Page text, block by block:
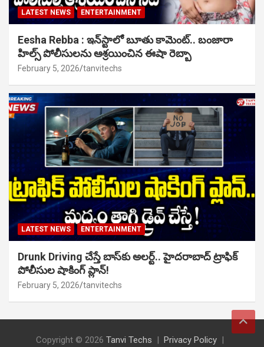
LATEST NEWS ENTERTAINMENT
Eesha Rebba : ఇన్‌స్టాలో బూతు కామెంట్.. బంజారా
హిల్స్ పోలీసులను ఆశ్రయించిన ఈషా రెబ్బా
February 5, 2026 tanvitechs
LATEST NEWS ENTERTAINMENT
Drunk Driving చేస్తే బాస్‌కు అలర్ట్.. హైదరాబాద్ ట్రాఫిక్
పోలీసుల షాకింగ్ ప్లాన్!
February 5, 2026 tanvitechs
Copyright © 2026 Tanvi Techs Privacy Policy